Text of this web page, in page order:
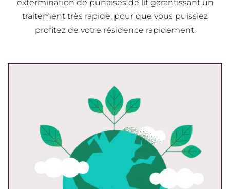
extermination de punaises de lit garantissant un
traitement très rapide, pour que vous puissiez
profitez de votre résidence rapidement.